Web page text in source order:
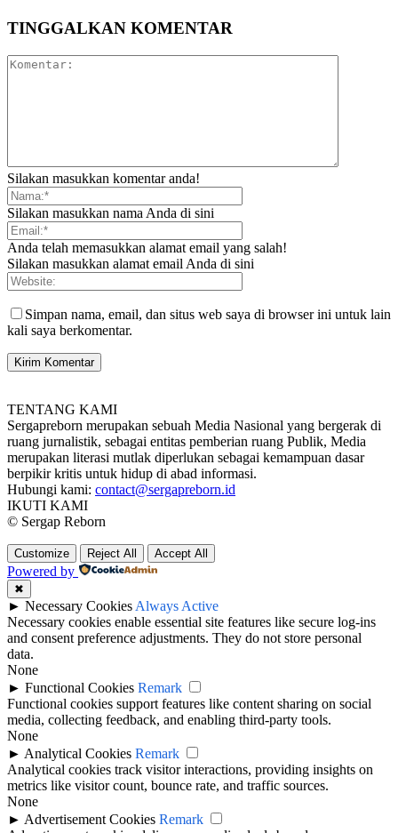
TINGGALKAN KOMENTAR
Silakan masukkan komentar anda!
Silakan masukkan nama Anda di sini
Anda telah memasukkan alamat email yang salah!
Silakan masukkan alamat email Anda di sini
Simpan nama, email, dan situs web saya di browser ini untuk lain
kali saya berkomentar.
TENTANG KAMI
Sergapreborn merupakan sebuah Media Nasional yang bergerak di
ruang jurnalistik, sebagai entitas pemberian ruang Publik, Media
merupakan literasi mutlak diperlukan sebagai kemampuan dasar
berpikir kritis untuk hidup di abad informasi.
Hubungi kami: contact@sergapreborn.id
IKUTI KAMI
© Sergap Reborn
Customize Reject All Accept All
Powered by
✖
► Necessary Cookies Always Active
Necessary cookies enable essential site features like secure log-ins
and consent preference adjustments. They do not store personal
data.
None
► Functional Cookies Remark
Functional cookies support features like content sharing on social
media, collecting feedback, and enabling third-party tools.
None
► Analytical Cookies Remark
Analytical cookies track visitor interactions, providing insights on
metrics like visitor count, bounce rate, and traffic sources.
None
► Advertisement Cookies Remark